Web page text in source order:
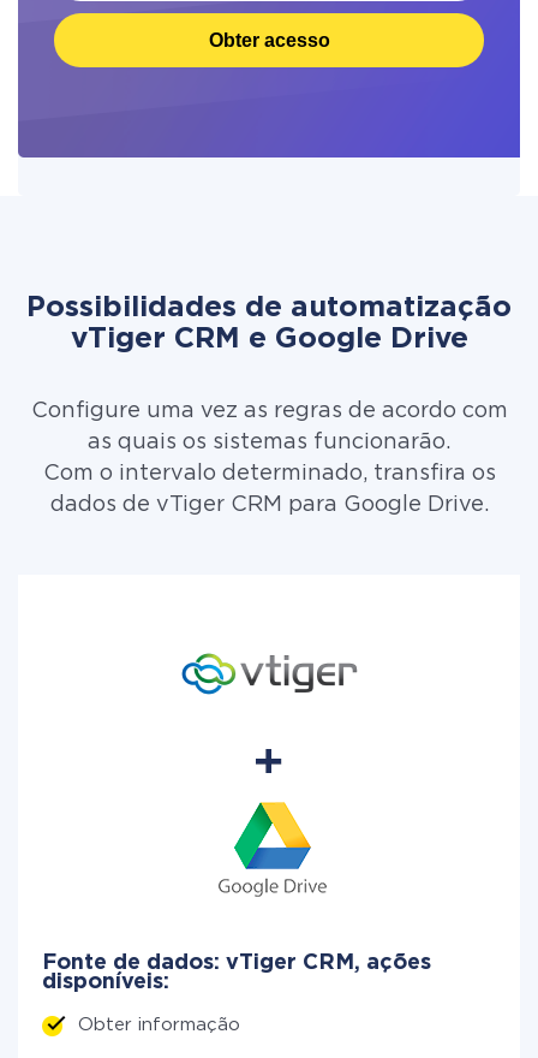
Obter acesso
Possibilidades de automatização
vTiger CRM e Google Drive
Configure uma vez as regras de acordo com
as quais os sistemas funcionarão.
Com o intervalo determinado, transfira os
dados de vTiger CRM para Google Drive.
Fonte de dados: vTiger CRM, ações
disponíveis:
Obter informação